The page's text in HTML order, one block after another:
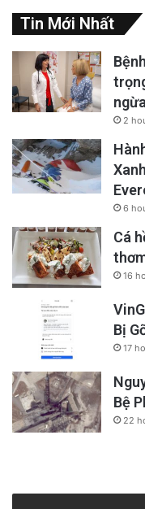
Tin Mới Nhất
2
6
Cá
16
Bị
17
Bệ
22